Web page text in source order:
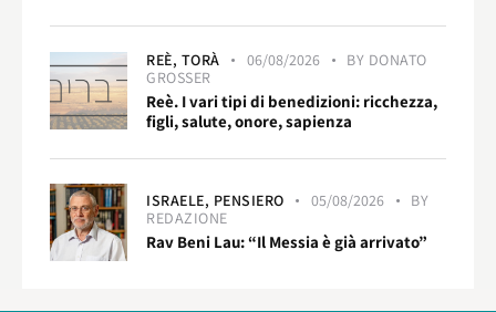
REÈ, TORÀ 06/08/2026 BY DONATO
GROSSER
Reè. I vari tipi di benedizioni: ricchezza,
figli, salute, onore, sapienza
ISRAELE, PENSIERO 05/08/2026
BY
REDAZIONE
Rav Beni Lau: “Il Messia è già arrivato”